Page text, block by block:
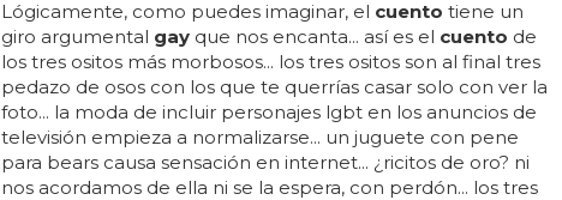
Lógicamente, como puedes imaginar, el cuento tiene un
giro argumental gayque nos encanta... así es el cuento de
los tres ositos más morbosos... los tres ositos son al final tres
pedazo de osos con los que te querrías casar solo con ver la
foto... la moda de incluir personajes lgbt en los anuncios de
televisión empieza a normalizarse... un juguete con pene
para bears causa sensación en internet... ¿ricitos de oro? ni
nos acordamos de ella ni se la espera, con perdón... los tres